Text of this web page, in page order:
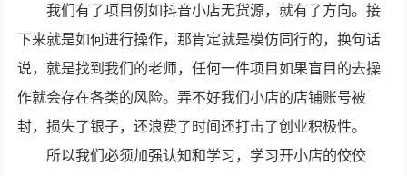
我们有了项目例如抖音小店无货源，就有了方向。接
下来就是如何进行操作，那肯定就是模仿同行的，换句话
说，就是找到我们的老师，任何一件项目如果盲目的去操
作就会存在各类的风险。弄不好我们小店的店铺账号被
封，损失了银子，还浪费了时间还打击了创业积极性。
所以我们必须加强认知和学习，学习开小店的佼佼